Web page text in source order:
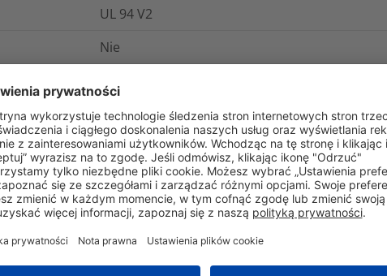
UL 94 V2
Nie
5975-12-188-8729
Nie
-40°C do +105°C
Tak